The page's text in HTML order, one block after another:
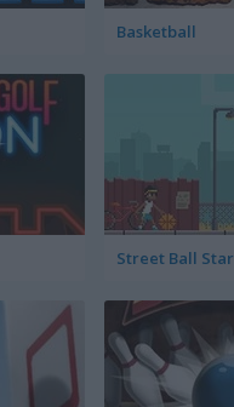
Basketball
Street Ball Star